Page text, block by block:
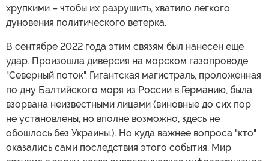
хрупкими – чтобы их разрушить, хватило легкого
дуновения политического ветерка.
В сентябре 2022 года этим связям был нанесен еще
удар. Произошла диверсия на морском газопроводе
"Северный поток". Гигантская магистраль, проложенная
по дну Балтийского моря из России в Германию, была
взорвана неизвестными лицами (виновные до сих пор
не установлены, но вполне возможно, здесь не
обошлось без Украины.). Но куда важнее вопроса "кто"
оказались сами последствия этого события. Мир